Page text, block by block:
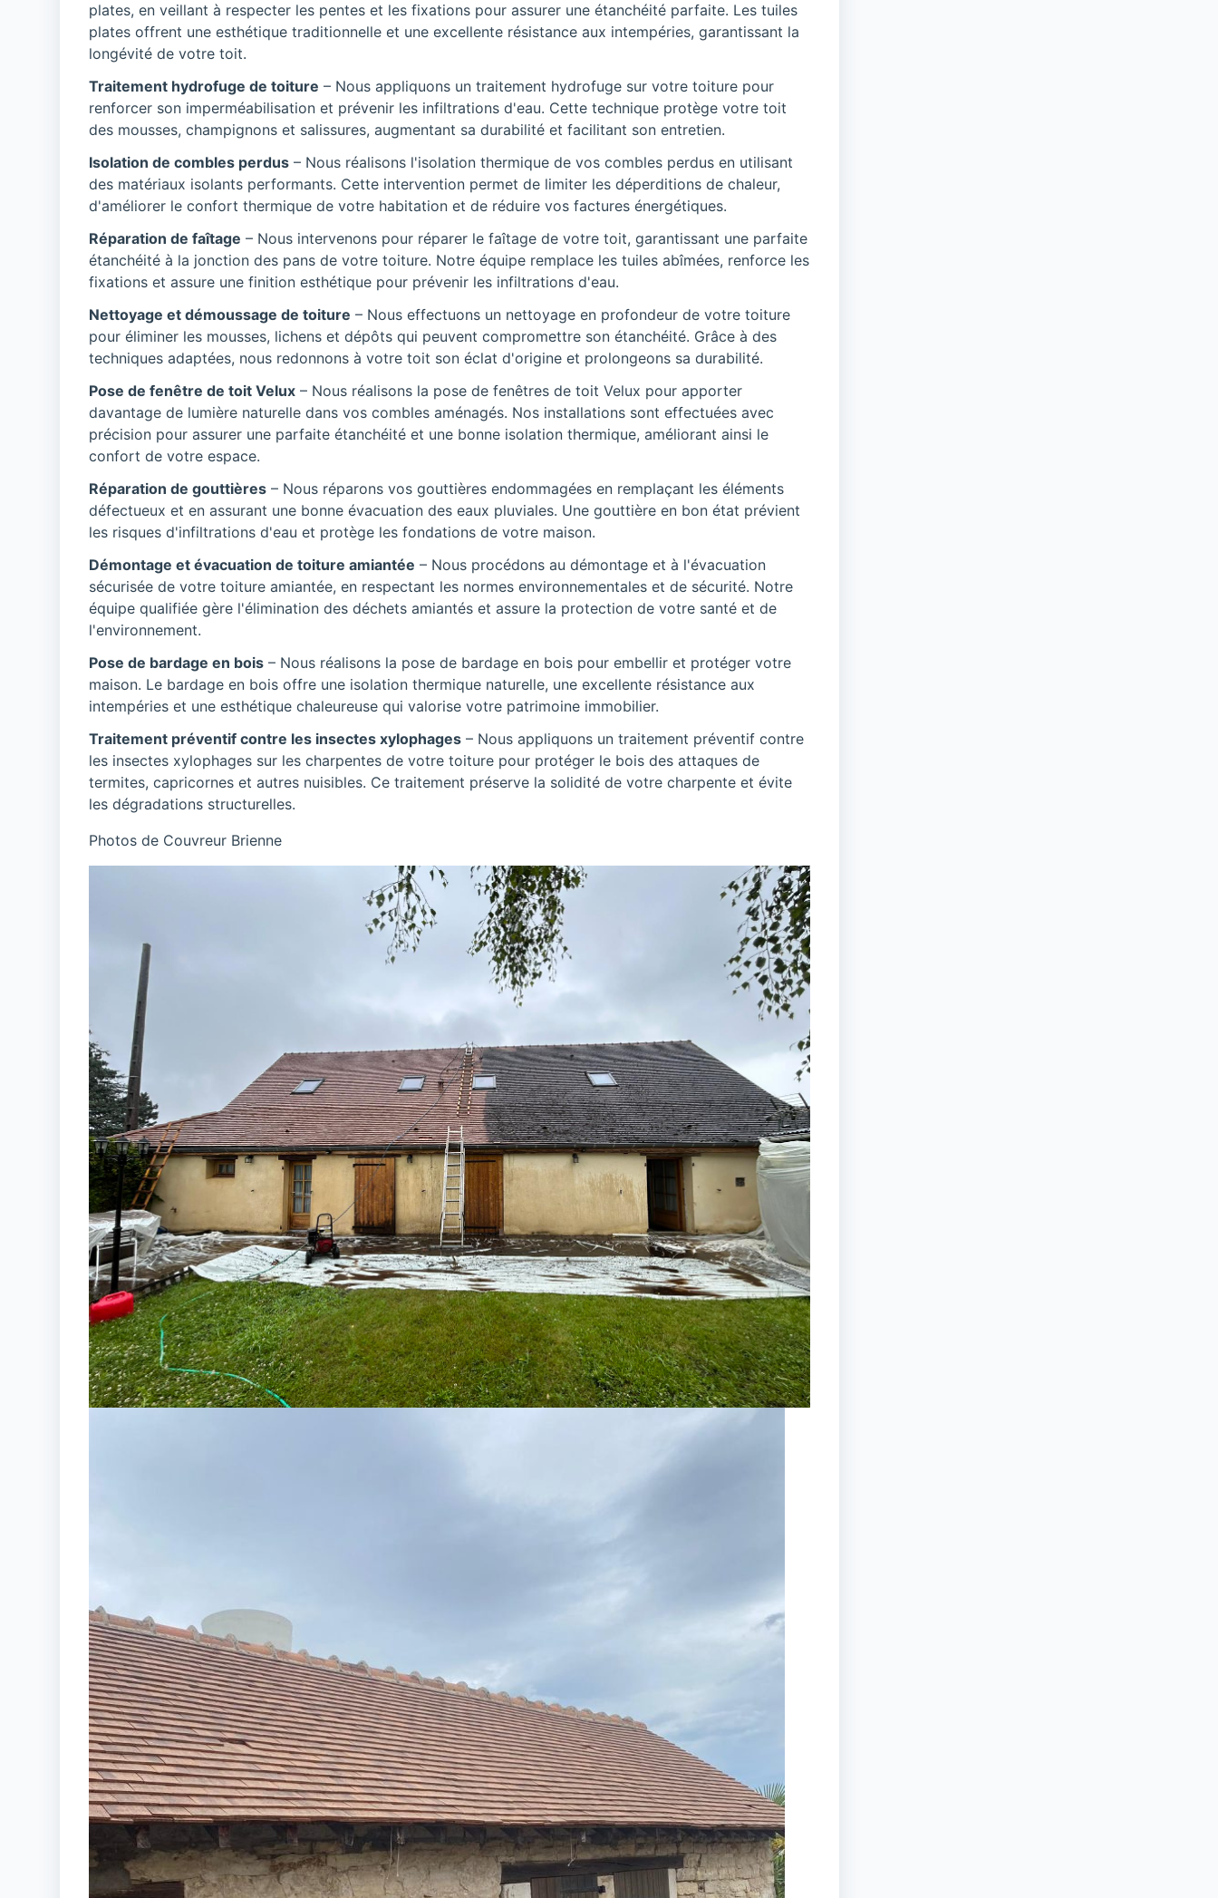
plates, en veillant à respecter les pentes et les fixations pour assurer une étanchéité parfaite. Les tuiles
plates offrent une esthétique traditionnelle et une excellente résistance aux intempéries, garantissant la
longévité de votre toit.
Traitement hydrofuge de toiture – Nous appliquons un traitement hydrofuge sur votre toiture pour
renforcer son imperméabilisation et prévenir les infiltrations d'eau. Cette technique protège votre toit
des mousses, champignons et salissures, augmentant sa durabilité et facilitant son entretien.
Isolation de combles perdus– Nous réalisons l'isolation thermique de vos combles perdus en utilisant
des matériaux isolants performants. Cette intervention permet de limiter les déperditions de chaleur,
d'améliorer le confort thermique de votre habitation et de réduire vos factures énergétiques.
Réparation de faîtage – Nous intervenons pour réparer le faîtage de votre toit, garantissant une parfaite
étanchéité à la jonction des pans de votre toiture. Notre équipe remplace les tuiles abîmées, renforce les
fixations et assure une finition esthétique pour prévenir les infiltrations d'eau.
Nettoyage et démoussage de toiture – Nous effectuons un nettoyage en profondeur de votre toiture
pour éliminer les mousses, lichens et dépôts qui peuvent compromettre son étanchéité. Grâce à des
techniques adaptées, nous redonnons à votre toit son éclat d'origine et prolongeons sa durabilité.
Pose de fenêtre de toit Velux– Nous réalisons la pose de fenêtres de toit Velux pour apporter
davantage de lumière naturelle dans vos combles aménagés. Nos installations sont effectuées avec
précision pour assurer une parfaite étanchéité et une bonne isolation thermique, améliorant ainsi le
confort de votre espace.
Réparation de gouttières– Nous réparons vos gouttières endommagées en remplaçant les éléments
défectueux et en assurant une bonne évacuation des eaux pluviales. Une gouttière en bon état prévient
les risques d'infiltrations d'eau et protège les fondations de votre maison.
Démontage et évacuation de toiture amiantée – Nous procédons au démontage et à l'évacuation
sécurisée de votre toiture amiantée, en respectant les normes environnementales et de sécurité. Notre
équipe qualifiée gère l'élimination des déchets amiantés et assure la protection de votre santé et de
l'environnement.
Pose de bardage en bois– Nous réalisons la pose de bardage en bois pour embellir et protéger votre
maison. Le bardage en bois offre une isolation thermique naturelle, une excellente résistance aux
intempéries et une esthétique chaleureuse qui valorise votre patrimoine immobilier.
Traitement préventif contre les insectes xylophages– Nous appliquons un traitement préventif contre
les insectes xylophages sur les charpentes de votre toiture pour protéger le bois des attaques de
termites, capricornes et autres nuisibles. Ce traitement préserve la solidité de votre charpente et évite
les dégradations structurelles.
Photos de Couvreur Brienne